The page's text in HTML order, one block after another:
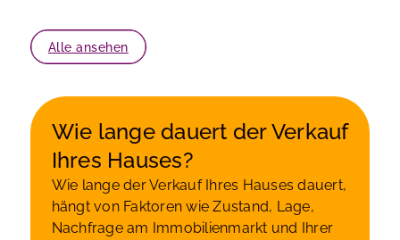
Alle ansehen
Wie lange dauert der Verkauf
Ihres Hauses?
Wie lange der Verkauf Ihres Hauses dauert,
hängt von Faktoren wie Zustand, Lage,
Nachfrage am Immobilienmarkt und Ihrer